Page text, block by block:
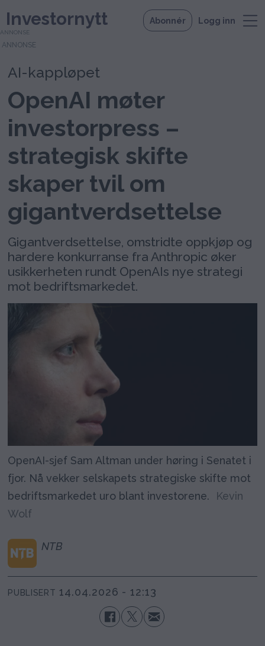
Investornytt Abonnér Logg inn
ANNONSE
AI-kappløpet
OpenAI møter
investorpress –
strategisk skifte
skaper tvil om
gigantverdsettelse
Gigantverdsettelse, omstridte oppkjøp og
hardere konkurranse fra Anthropic øker
usikkerheten rundt OpenAIs nye strategi
mot bedriftsmarkedet.
OpenAI-sjef Sam Altman under høring i Senatet i
fjor. Nå vekker selskapets strategiske skifte mot
bedriftsmarkedet uro blant investorene.
Kevin
Wolf
NTB
PUBLISERT 14.04.2026 - 12:13